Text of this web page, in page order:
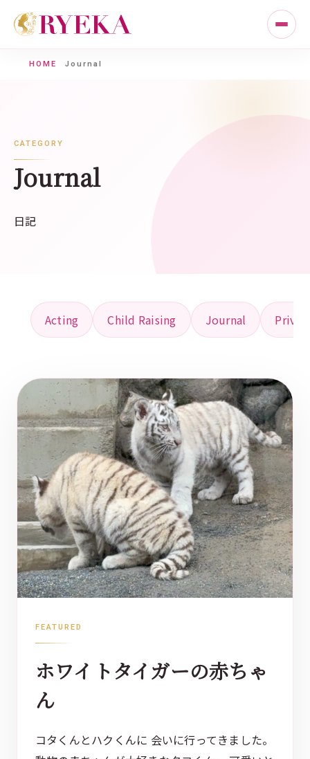
HOME Journal
CATEGORY
Journal
日記
Acting Child Raising Journal
FEATURED
ホワイトタイガーの赤ちゃ
ん
コタくんとハクくんに 会いに行ってきました。